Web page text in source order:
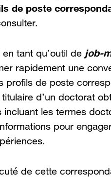
de poste
tant qu’outil de job-
rapidement une
profils de poste
d’un doctorat
les termes
pour
de cette